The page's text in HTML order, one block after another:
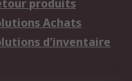
produits
Achats
d'inventaire